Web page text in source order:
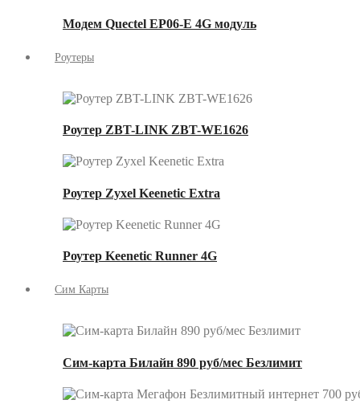
Модем Quectel EP06-E 4G модуль
Роутеры
Роутер ZBT-LINK ZBT-WE1626
Роутер Zyxel Keenetic Extra
Роутер Keenetic Runner 4G
Сим Карты
Сим-карта Билайн 890 руб/мес Безлимит